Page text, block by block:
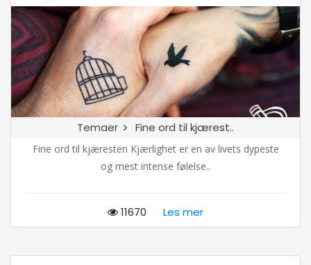
Temaer Fine ord til kjærest..
Fine ord til kjæresten Kjærlighet er en av livets dypeste
og mest intense følelse..
11670 Les mer